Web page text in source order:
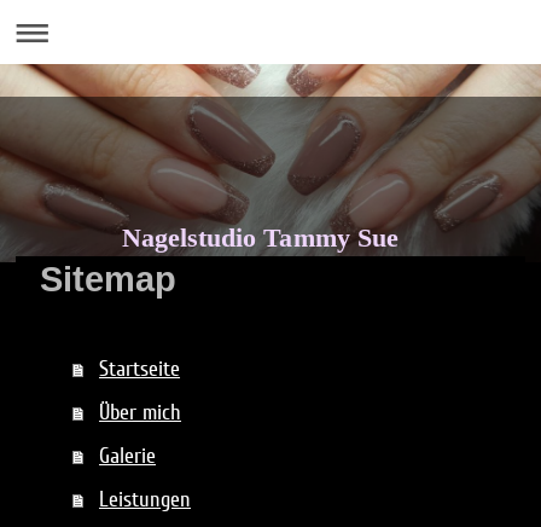
Nagelstudio Tammy Sue
Sitemap
Startseite
Über mich
Galerie
Leistungen